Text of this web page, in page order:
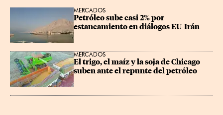
MERCADOS
Petróleo sube casi 2% por
estancamiento en diálogos EU-Irán
MERCADOS
El trigo, el maíz y la soja de Chicago
suben ante el repunte del petróleo